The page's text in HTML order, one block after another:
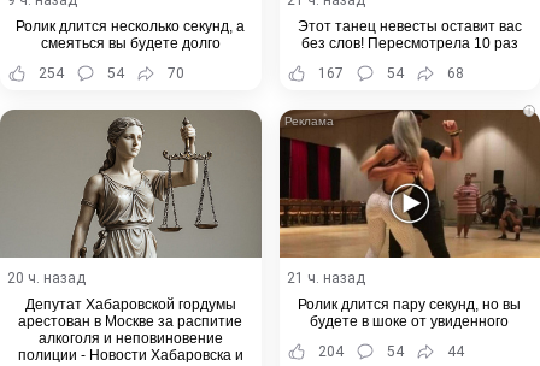
Ролик длится несколько секунд, а
смеяться вы будете долго
254
54 70
Этот танец невесты оставит вас
без слов! Пересмотрела 10 раз
167
54 68
20 ч. назад
Депутат Хабаровской гордумы
арестован в Москве за распитие
алкоголя и неповиновение
полиции - Новости Хабаровска и
i
21 ч. назад
Ролик длится пару секунд, но вы
будете в шоке от увиденного
204
54 44